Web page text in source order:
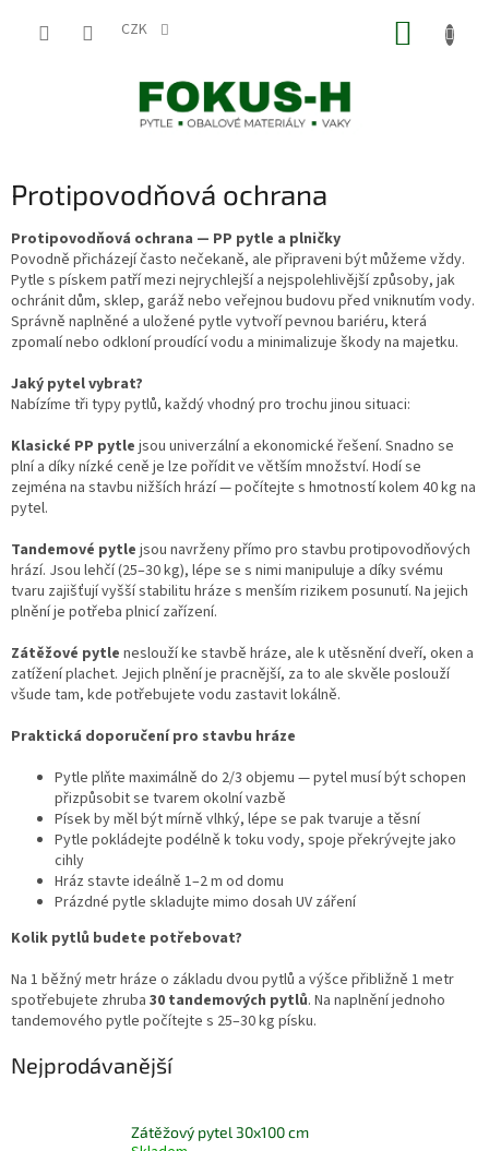
CZK
Protipovodňová ochrana
Protipovodňová ochrana — PP pytle a plničky
Povodně přicházejí často nečekaně, ale připraveni být můžeme vždy.
Pytle s pískem patří mezi nejrychlejší a nejspolehlivější způsoby, jak
ochránit dům, sklep, garáž nebo veřejnou budovu před vniknutím vody.
Správně naplněné a uložené pytle vytvoří pevnou bariéru, která
zpomalí nebo odkloní proudící vodu a minimalizuje škody na majetku.
Jaký pytel vybrat?
Nabízíme tři typy pytlů, každý vhodný pro trochu jinou situaci:
Klasické PP pytle jsou univerzální a ekonomické řešení. Snadno se
plní a díky nízké ceně je lze pořídit ve větším množství. Hodí se
zejména na stavbu nižších hrází — počítejte s hmotností kolem 40 kg na
pytel.
Tandemové pytle jsou navrženy přímo pro stavbu protipovodňových
hrází. Jsou lehčí (25–30 kg), lépe se s nimi manipuluje a díky svému
tvaru zajišťují vyšší stabilitu hráze s menším rizikem posunutí. Na jejich
plnění je potřeba plnicí zařízení.
Zátěžové pytle neslouží ke stavbě hráze, ale k utěsnění dveří, oken a
zatížení plachet. Jejich plnění je pracnější, za to ale skvěle poslouží
všude tam, kde potřebujete vodu zastavit lokálně.
Praktická doporučení pro stavbu hráze
Pytle plňte maximálně do 2/3 objemu — pytel musí být schopen
přizpůsobit se tvarem okolní vazbě
Písek by měl být mírně vlhký, lépe se pak tvaruje a těsní
Pytle pokládejte podélně k toku vody, spoje překrývejte jako
cihly
Hráz stavte ideálně 1–2 m od domu
Prázdné pytle skladujte mimo dosah UV záření
Kolik pytlů budete potřebovat?
Na 1 běžný metr hráze o základu dvou pytlů a výšce přibližně 1 metr
spotřebujete zhruba 30 tandemových pytlů. Na naplnění jednoho
tandemového pytle počítejte s 25–30 kg písku.
Nejprodávanější
Zátěžový pytel 30x100 cm